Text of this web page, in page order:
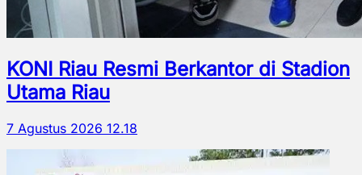
KONI Riau Resmi Berkantor di Stadion
Utama Riau
7 Agustus 2026 12.18